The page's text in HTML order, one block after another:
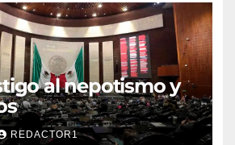
al nepotismo y
REDACTOR1